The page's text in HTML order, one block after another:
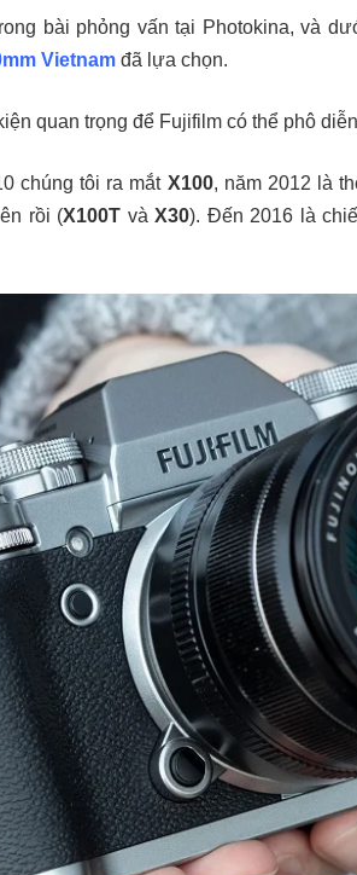
bài phỏng vấn tại Photokina, và
Vietnam đã lựa chọn.
quan trọng để Fujifilm có thể phô
chúng tôi ra mắt X100, năm 2012 là
rồi (X100T vàX30). Đến 2016 là